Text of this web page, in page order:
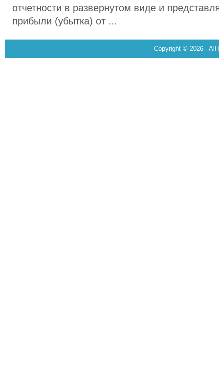
отчетности в развернутом виде и
прибыли (убытка) от ...
Copyright © 2026 - All